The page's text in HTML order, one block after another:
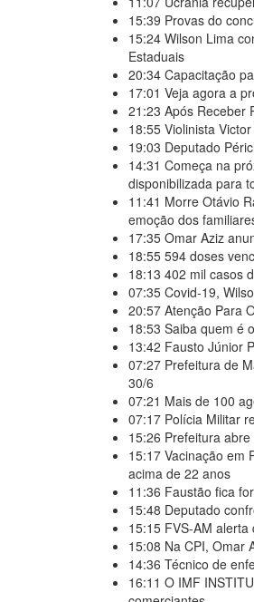
15:39 Provas do
15:24 Wilson Lima
Estaduais
20:34 Capacitação
17:01 Veja agora a
21:23 Após Receber
18:55 Violinista
19:03 Deputado
14:31 Começa na
disponibilizada para
11:41 Morre Otávio
emoção dos
17:35 Omar Aziz
18:55 594 doses
18:13 402 mil casos
07:35 Covid-19,
20:57 Atenção Para
18:53 Saiba quem é
13:42 Fausto Júnior
07:27 Prefeitura de
30/6
07:21 Mais de 100
07:17 Polícia Militar
15:26 Prefeitura
15:17 Vacinação em
acima de 22 anos
11:36 Faustão fica
15:48 Deputado
15:15 FVS-AM
15:08 Na CPI, Omar
14:36 Técnico de
16:11 O IMF